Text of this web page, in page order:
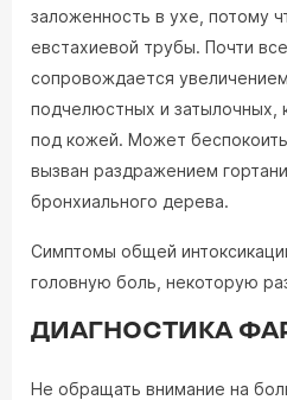
заложенность в ухе, потому
евстахиевой трубы. Почти
сопровождается
подчелюстных и затылочных,
под кожей. Может
вызван раздражением
бронхиального дерева.
Симптомы общей
головную боль, некоторую
ДИАГНОСТИКА
Не обращать внимание на